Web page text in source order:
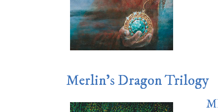
Merlin’s Dragon Trilogy